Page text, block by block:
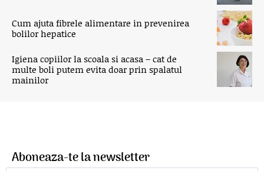
Cum ajuta fibrele alimentare in prevenirea
bolilor hepatice
Igiena copiilor la scoala si acasa – cat de
multe boli putem evita doar prin spalatul
mainilor
Aboneaza-te la newsletter